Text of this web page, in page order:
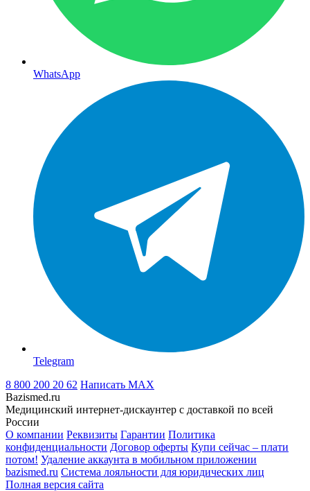
WhatsApp
Telegram
8 800 200 20 62 Написать MAX
Bazismed.ru
Медицинский интернет-дискаунтер с доставкой по всей
России
О компании Реквизиты Гарантии Политика
конфиденциальности Договор оферты Купи сейчас – плати
потом! Удаление аккаунта в мобильном приложении
bazismed.ru Система лояльности для юридических лиц
Полная версия сайта